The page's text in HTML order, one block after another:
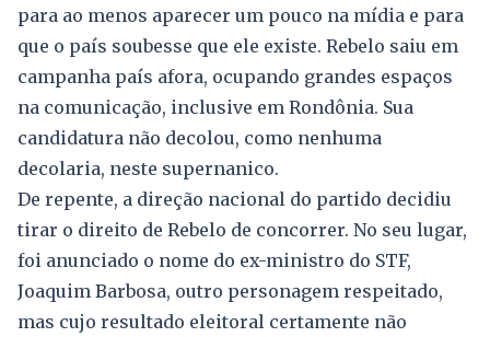
para ao menos aparecer um pouco na mídia e para
que o país soubesse que ele existe. Rebelo saiu em
campanha país afora, ocupando grandes espaços
na comunicação, inclusive em Rondônia. Sua
candidatura não decolou, como nenhuma
decolaria, neste supernanico.
De repente, a direção nacional do partido decidiu
tirar o direito de Rebelo de concorrer. No seu lugar,
foi anunciado o nome do ex-ministro do STF,
Joaquim Barbosa, outro personagem respeitado,
mas cujo resultado eleitoral certamente não